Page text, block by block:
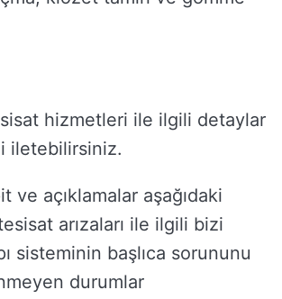
hizmetleri ile ilgili detaylar
iletebilirsiniz.
açıklamalar aşağıdaki
arızaları ile ilgili bizi
sisteminin başlıca sorununu
durumlar